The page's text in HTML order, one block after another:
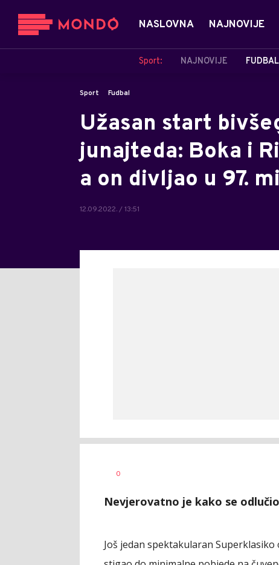
NASLOVNA NAJNOVIJE
Sport: NAJNOVIJE FUDBAL
Sport Fudbal
Užasan start
junajteda: Boka i
a on divljao u 97.
12.09.2022. / 13:51
AUTOR
0
Nevjerovatno je kako se
Još jedan spektakularan